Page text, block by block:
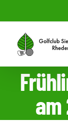
Inhalt
springen
am